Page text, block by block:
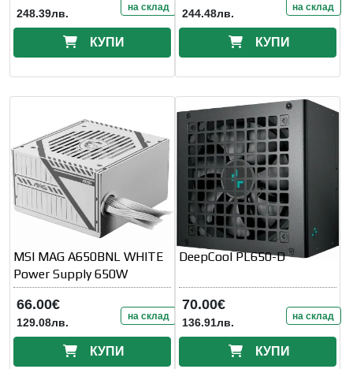
248.39лв. на склад
КУПИ
244.48лв. на склад
КУПИ
MSI MAG A650BNL WHITE
Power Supply 650W
66.00€
129.08лв. на склад
КУПИ
DeepCool PL650-D
70.00€
136.91лв. на склад
КУПИ